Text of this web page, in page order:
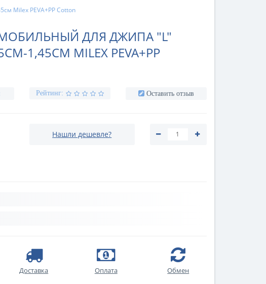
Milex PEVA+PP Cotton
ДЛЯ ДЖИПА "L"
1,45СМ MILEX PEVA+PP
Рейтинг: Оставить отзыв
Нашли дешевле?
Доставка Оплата Обмен